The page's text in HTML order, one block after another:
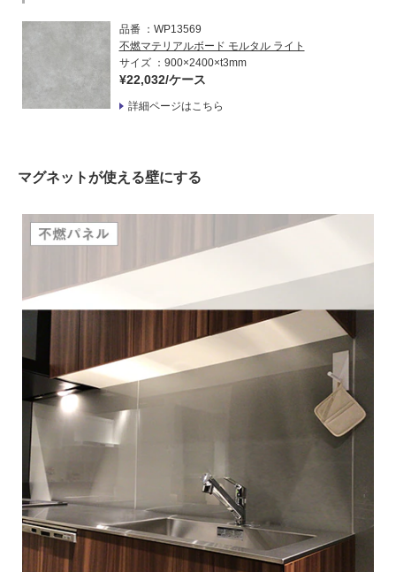
品番
WP13569
不燃マテリアルボード モルタル ライト
サイズ
900×2400×t3mm
¥22,032/ケース
詳細ページはこちら
マグネットが使える壁にする